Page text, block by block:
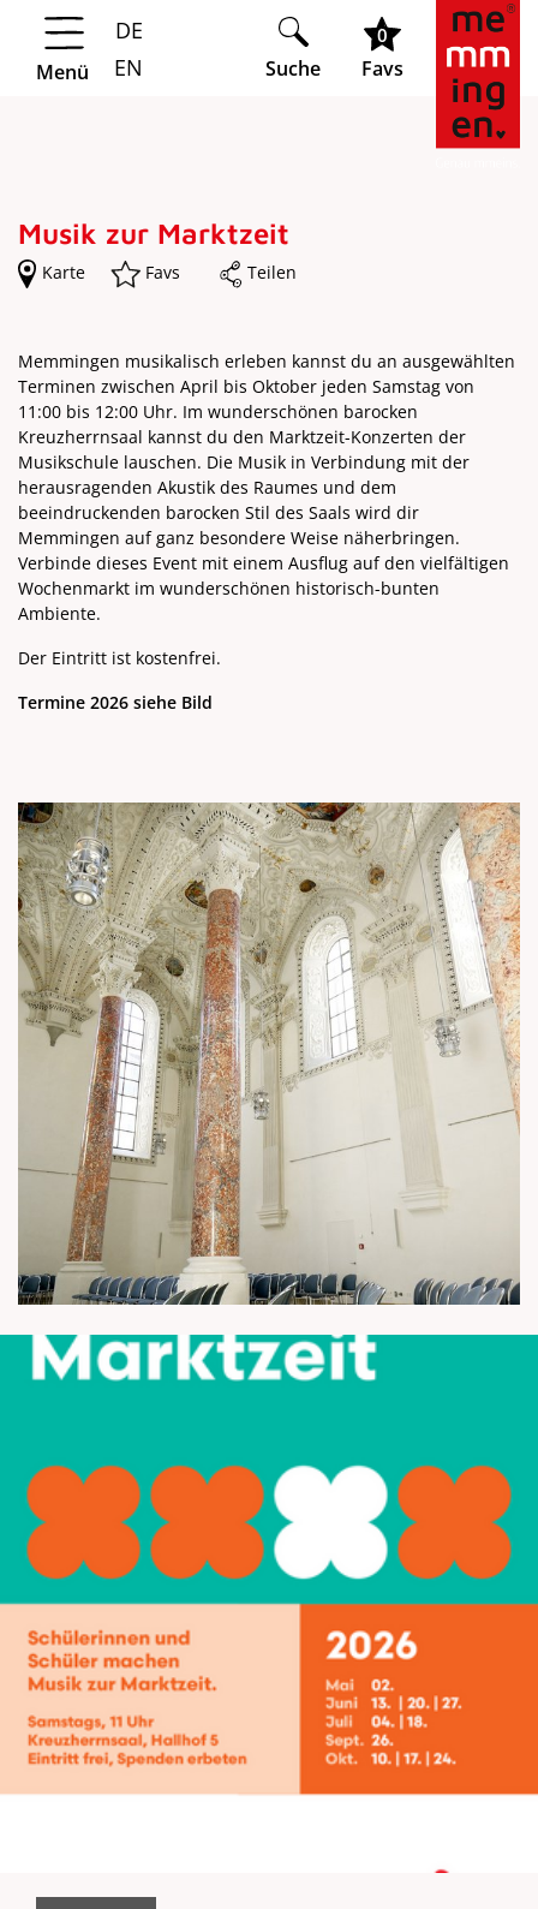
Springe zur Navigation
Springe zum Hauptinhalt
Menü
DE
EN
Suche
0
Favs
Musik zur Marktzeit
Karte Favs Teilen
Memmingen musikalisch erleben kannst du an ausgewählten
Terminen zwischen April bis Oktober jeden Samstag von
11:00 bis 12:00 Uhr. Im wunderschönen barocken
Kreuzherrnsaal kannst du den Marktzeit-Konzerten der
Musikschule lauschen. Die Musik in Verbindung mit der
herausragenden Akustik des Raumes und dem
beeindruckenden barocken Stil des Saals wird dir
Memmingen auf ganz besondere Weise näherbringen.
Verbinde dieses Event mit einem Ausflug auf den vielfältigen
Wochenmarkt im wunderschönen historisch-bunten
Ambiente.
Der Eintritt ist kostenfrei.
Termine 2026 siehe Bild